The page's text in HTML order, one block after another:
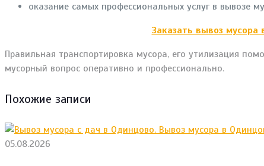
оказание самых профессиональных услуг в вывозе
Заказать вывоз
Правильная транспортировка мусора, его утилизация
мусорный вопрос оперативно и профессионально.
Похожие записи
05.08.2026